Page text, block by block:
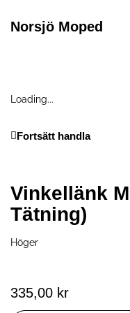
Norsjö Moped
Loading...
Fortsätt handla
Vinkellänk
Tätning)
Höger
335,00 kr
Vinkellänk